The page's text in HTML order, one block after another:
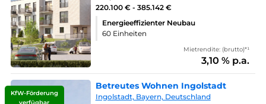
220.100 € - 385.142 €
Energieeffizienter Neubau
60 Einheiten
Mietrendite: (brutto)*¹
3,10 % p.a.
KfW-Förderung
Betreutes Wohnen Ingolstadt
Ingolstadt, Bayern, Deutschland